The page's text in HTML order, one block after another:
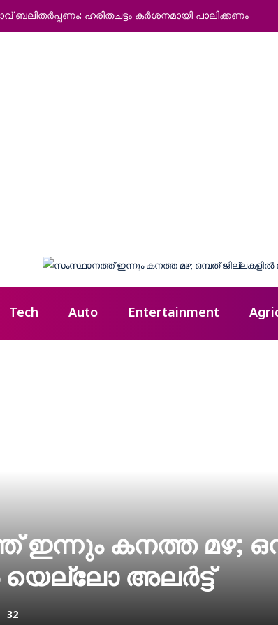
ബലിതര്‍പ്പണം: ഹരിതചട്ടം കര്‍ശനമായി പാലിക്കണം
Tech Auto Entertainment
ഇന്നും കനത്ത മഴ;
യെല്ലോ അലർട്ട്
32